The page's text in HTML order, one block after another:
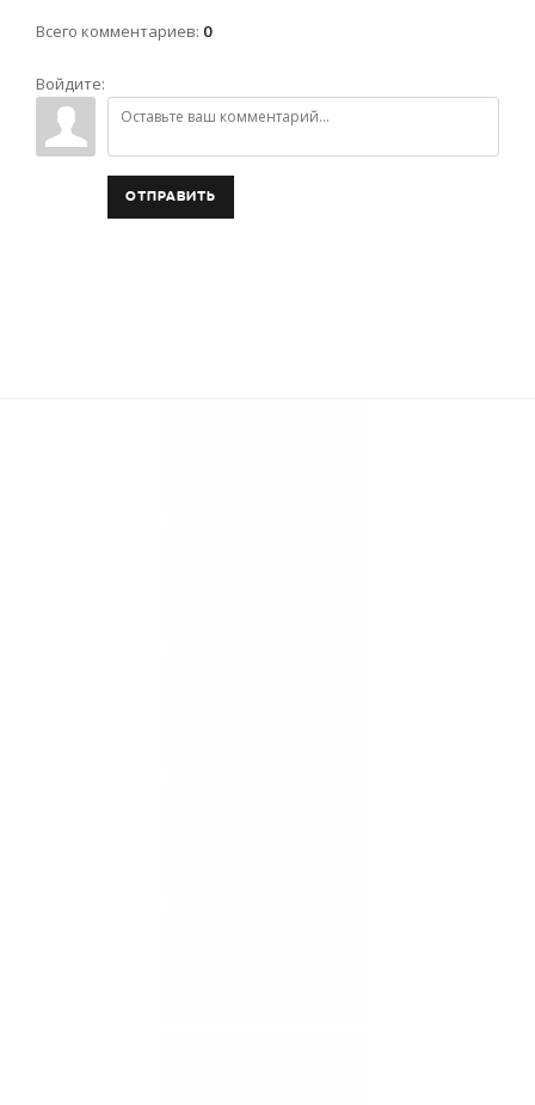
Всего комментариев: 0
Войдите:
ОТПРАВИТЬ